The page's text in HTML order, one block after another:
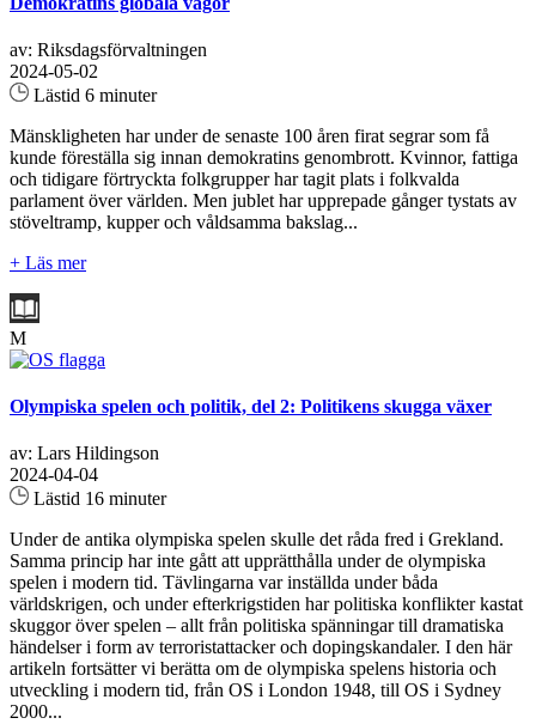
av: Riksdagsförvaltningen
2024-05-02
Lästid 6 minuter
Mänskligheten har under de senaste 100 åren firat segrar som få
kunde föreställa sig innan demokratins genombrott. Kvinnor, fattiga
och tidigare förtryckta folkgrupper har tagit plats i folkvalda
parlament över världen. Men jublet har upprepade gånger tystats av
stöveltramp, kupper och våldsamma bakslag...
+ Läs mer
M
Olympiska spelen och politik, del 2: Politikens skugga växer
av: Lars Hildingson
2024-04-04
Lästid 16 minuter
Under de antika olympiska spelen skulle det råda fred i Grekland.
Samma princip har inte gått att upprätthålla under de olympiska
spelen i modern tid. Tävlingarna var inställda under båda
världskrigen, och under efterkrigstiden har politiska konflikter kastat
skuggor över spelen – allt från politiska spänningar till dramatiska
händelser i form av terroristattacker och dopingskandaler. I den här
artikeln fortsätter vi berätta om de olympiska spelens historia och
utveckling i modern tid, från OS i London 1948, till OS i Sydney
2000...